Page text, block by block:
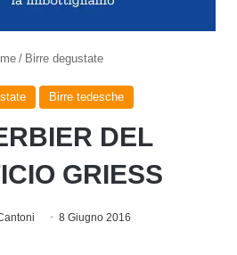
/ Birre degustate
Birre tedesche
DEL
GRIESS
8 Giugno 2016